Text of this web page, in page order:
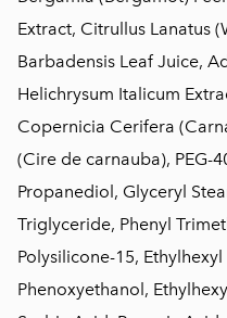
Extract, Citrullus Lanatus
Barbadensis Leaf Juice,
Helichrysum Italicum
Copernicia Cerifera
(Cire de carnauba), PEG-
Propanediol, Glyceryl
Triglyceride, Phenyl
Polysilicone-15,
Phenoxyethanol,